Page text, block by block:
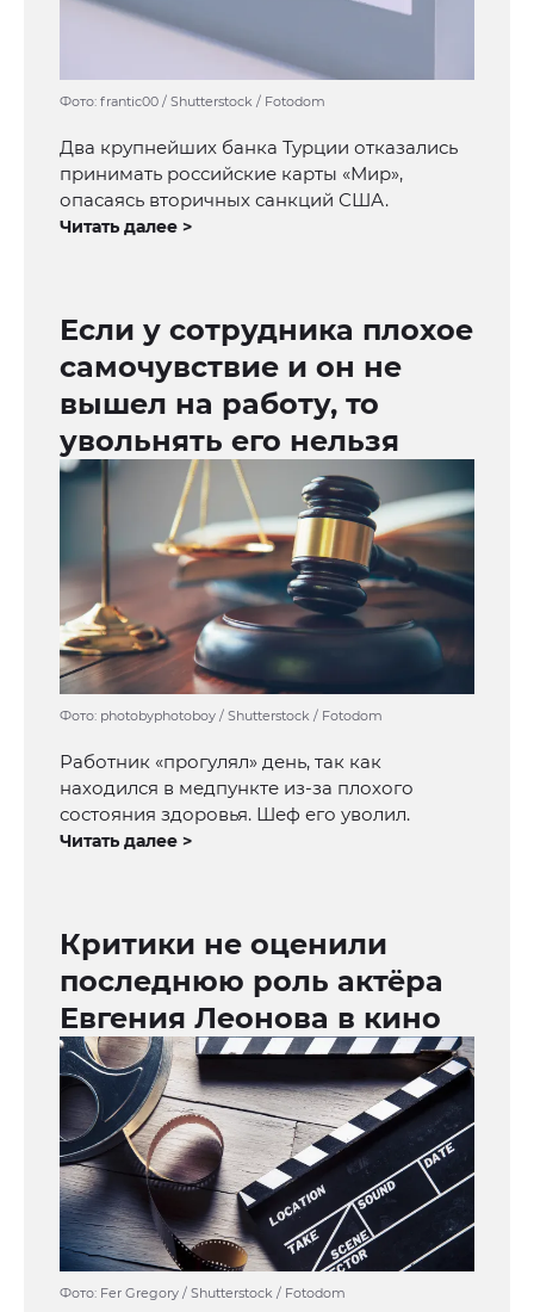
Фото: frantic00 / Shutterstock / Fotodom
Два крупнейших банка Турции отказались
принимать российские карты «Мир»,
опасаясь вторичных санкций США.
Читать далее >
Если у сотрудника плохое
самочувствие и он не
вышел на работу, то
увольнять его нельзя
Фото: photobyphotoboy / Shutterstock / Fotodom
Работник «прогулял» день, так как
находился в медпункте из-за плохого
состояния здоровья. Шеф его уволил.
Читать далее >
Критики не оценили
последнюю роль актёра
Евгения Леонова в кино
Фото: Fer Gregory / Shutterstock / Fotodom